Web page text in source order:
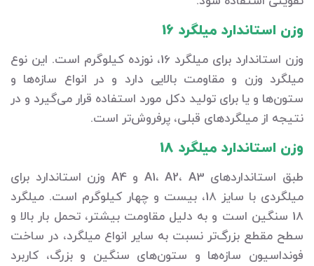
وزن استاندارد میلگرد 16
وزن استاندارد برای میلگرد 16، نوزده کیلوگرم است. این نوع
میلگرد وزن و مقاومت بالایی دارد و در انواع سازه‌ها و
ستون‌ها و یا برای تولید دکل مورد استفاده قرار می‌گیرد و در
نتیجه از میلگردهای قبلی، پرفروش‌تر است.
وزن استاندارد میلگرد 18
طبق استانداردهای A1، A2، A3 و A4 وزن استاندارد برای
میلگردی با سایز 18، بیست و چهار کیلوگرم است. میلگرد
18 سنگین است و به دلیل مقاومت بیشتر، تحمل بار بالا و
سطح مقطع بزرگ‌تر نسبت به سایر انواع میلگرد، در ساخت
فونداسیون سازه‌ها و ستون‌های سنگین و بزرگ، کاربرد